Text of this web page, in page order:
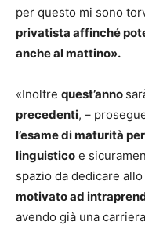
per questo mi sono
privatista affinché
anche al mattino».
«Inoltre quest’anno
precedenti, –
l’esame di maturità
linguistico e
spazio da dedicare
motivato ad
avendo già una